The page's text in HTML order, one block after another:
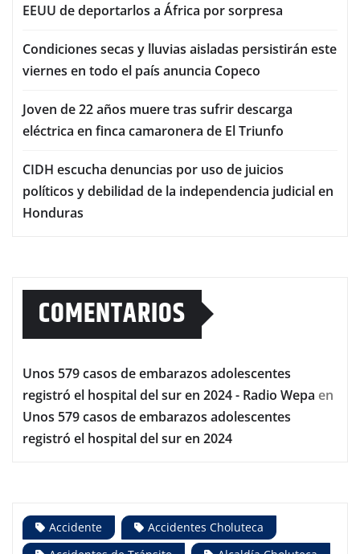
EEUU de deportarlos a África por sorpresa
Condiciones secas y lluvias aisladas persistirán este
viernes en todo el país anuncia Copeco
Joven de 22 años muere tras sufrir descarga
eléctrica en finca camaronera de El Triunfo
CIDH escucha denuncias por uso de juicios
políticos y debilidad de la independencia judicial en
Honduras
COMENTARIOS
Unos 579 casos de embarazos adolescentes
registró el hospital del sur en 2024 - Radio Wepa en
Unos 579 casos de embarazos adolescentes
registró el hospital del sur en 2024
Accidente
Accidentes Choluteca